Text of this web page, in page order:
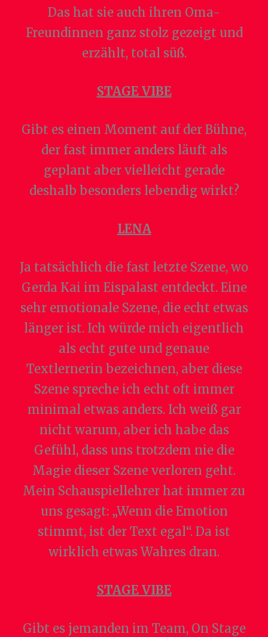
Das hat sie auch ihren Oma-
Freundinnen ganz stolz gezeigt und
erzählt, total süß.
STAGE VIBE
Gibt es einen Moment auf der Bühne,
der fast immer anders läuft als
geplant aber vielleicht gerade
deshalb besonders lebendig wirkt?
LENA
Ja tatsächlich die fast letzte Szene, wo
Gerda Kai im Eispalast entdeckt. Eine
sehr emotionale Szene, die echt etwas
länger ist. Ich würde mich eigentlich
als echt gute und genaue
Textlernerin bezeichnen, aber diese
Szene spreche ich echt oft immer
minimal etwas anders. Ich weiß gar
nicht warum, aber ich habe das
Gefühl, dass uns trotzdem nie die
Magie dieser Szene verloren geht.
Mein Schauspiellehrer hat immer zu
uns gesagt: „Wenn die Emotion
stimmt, ist der Text egal“. Da ist
wirklich etwas Wahres dran.
STAGE VIBE
Gibt es jemanden im Team, On Stage